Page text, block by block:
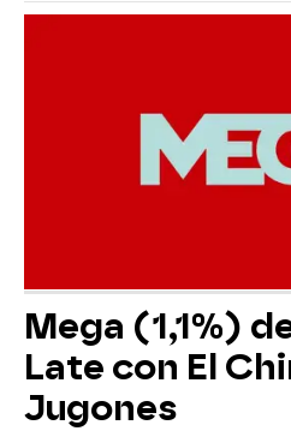
Mega (1,1%)
Late con El
Jugones